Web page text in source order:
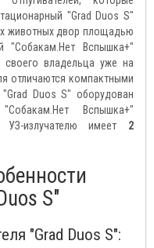
"Grad Duos S"
животных двор площадью
"Собакам.Нет Вспышка+"
своего владельца уже на
отличаются компактными
Duos S" оборудован
Вспышка+"
излучателю имеет 2
S"
"Grad Duos S":